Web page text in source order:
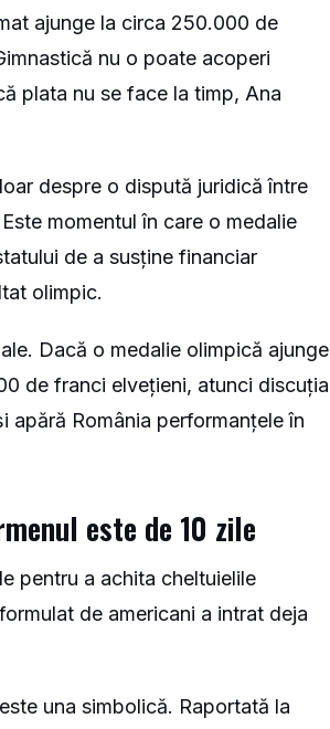
ajunge la circa 250.000 de
nu o poate acoperi
plata nu se face la timp, Ana
despre o dispută juridică între
momentul în care o medalie
de a susține financiar
olimpic.
Dacă o medalie olimpică ajunge
de franci elvețieni, atunci discuția
apără România performanțele în
este de 10 zile
pentru a achita cheltuielile
de americani a intrat deja
una simbolică. Raportată la